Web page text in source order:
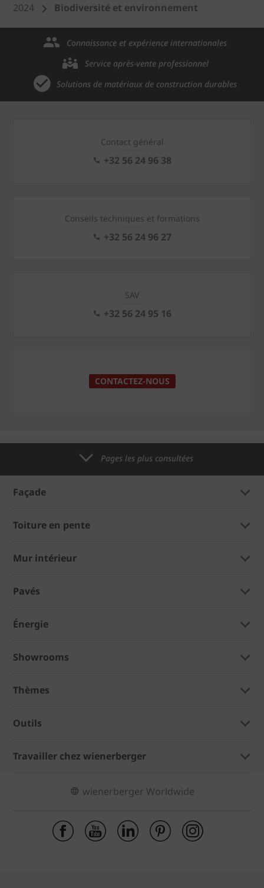
2024
Biodiversité et environnement
Connaissance et expérience internationales
Service après-vente professionnel
Solutions de matériaux de construction durables
Contact général
+32 56 24 96 38
Conseils techniques et formations
+32 56 24 96 27
SAV
+32 56 24 95 16
CONTACTEZ-NOUS
Pages les plus consultées
Façade
Toiture en pente
Mur intérieur
Pavés
Énergie
Showrooms
Thèmes
Outils
Travailler chez wienerberger
wienerberger Worldwide